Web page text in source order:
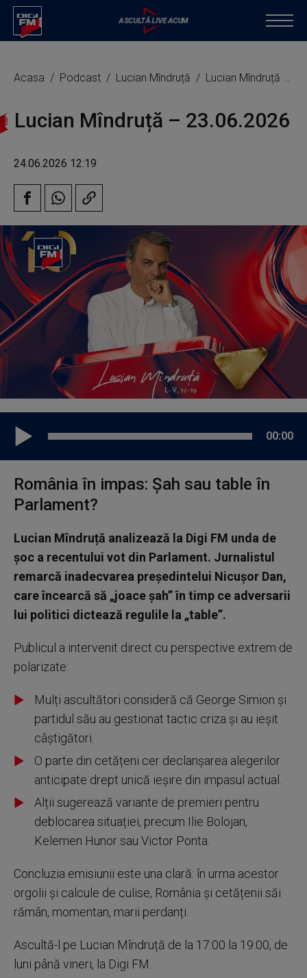
Acasa Podcast Lucian Mîndruță Lucian Mîndruță – 23.06.2026
Lucian Mîndruță – 23.06.2026
24.06.2026 12:19
00:00
România în impas: Șah sau table în
Parlament?
Lucian Mîndruță analizează la Digi FM unda de
șoc a recentului vot din Parlament. Jurnalistul
remarcă inadecvarea președintelui Nicușor Dan,
care încearcă să „joace șah” în timp ce adversarii
lui politici dictează regulile la „table”.
Publicul a intervenit direct cu perspective extrem de
polarizate:
Mulți ascultători consideră că George Simion și
partidul său au gestionat tactic criza și au ieșit
câștigători.
O parte din cetățeni cer declanșarea alegerilor
anticipate drept unică ieșire din impasul actual.
Alții sugerează variante de premieri pentru
deblocarea situației, precum Ilie Bolojan,
Kelemen Hunor sau Victor Ponta.
Concluzia emisiunii este una clară: în urma acestor
orgolii și calcule de culise, România și cetățenii săi
rămân, momentan, marii perdanți.
Ascultă-l pe Lucian Mîndruță de la 17:00 la 19:00, de
luni până vineri, la Digi FM.